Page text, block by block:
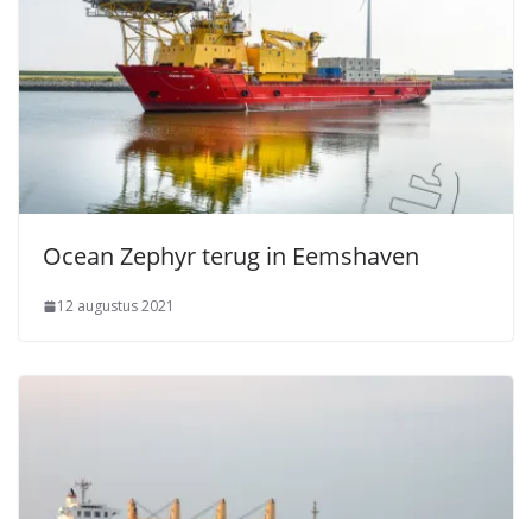
Ocean Zephyr terug in Eemshaven
12 augustus 2021